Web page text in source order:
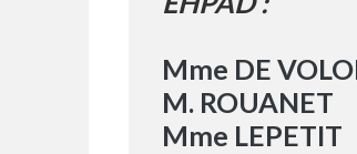
Mme DE
M. ROUANET
Mme LEPETIT